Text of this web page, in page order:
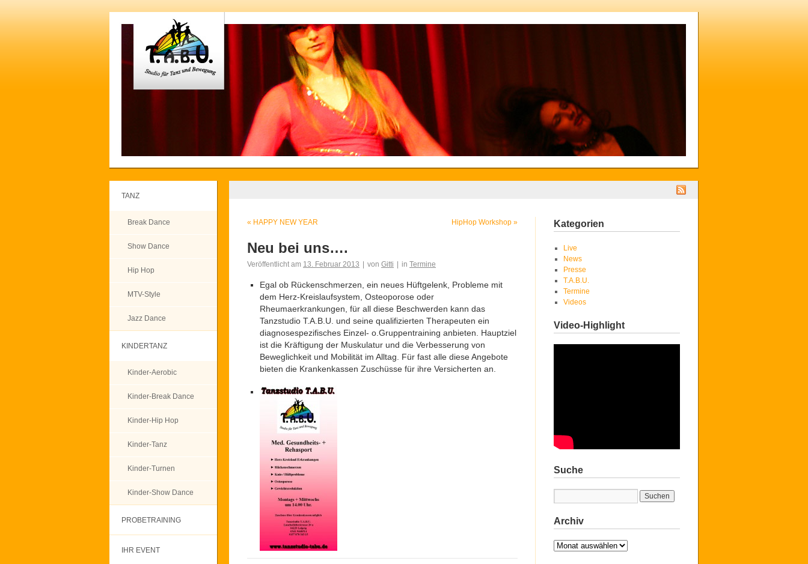
TANZ
Break Dance
Show Dance
Hip Hop
MTV-Style
Jazz Dance
KINDERTANZ
Kinder-Aerobic
Kinder-Break Dance
Kinder-Hip Hop
Kinder-Tanz
Kinder-Turnen
Kinder-Show Dance
PROBETRAINING
IHR EVENT
« HAPPY NEW YEAR HipHop Workshop »
Neu bei uns….
Veröffentlicht am 13. Februar 2013 von Gitti in Termine
Egal ob Rückenschmerzen, ein neues Hüftgelenk, Probleme mit
dem Herz-Kreislaufsystem, Osteoporose oder
Rheumaerkrankungen, für all diese Beschwerden kann das
Tanzstudio T.A.B.U. und seine qualifizierten Therapeuten ein
diagnosespezifisches Einzel- o.Gruppentraining anbieten. Hauptziel
ist die Kräftigung der Muskulatur und die Verbesserung von
Beweglichkeit und Mobilität im Alltag. Für fast alle diese Angebote
bieten die Krankenkassen Zuschüsse für ihre Versicherten an.
Kategorien
Live
News
Presse
T.A.B.U.
Termine
Videos
Video-Highlight
Suche
Archiv